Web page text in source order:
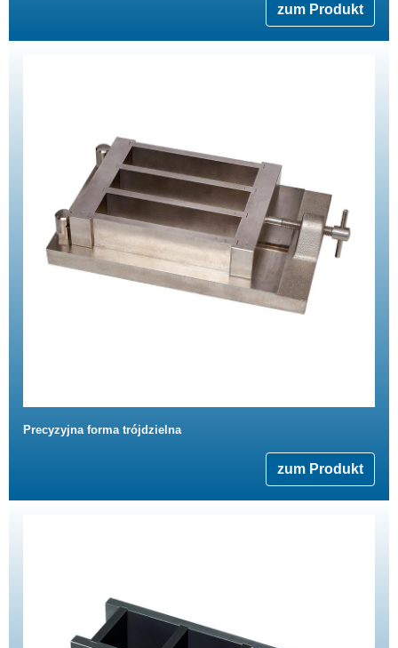
zum Produkt
Precyzyjna forma trójdzielna
zum Produkt